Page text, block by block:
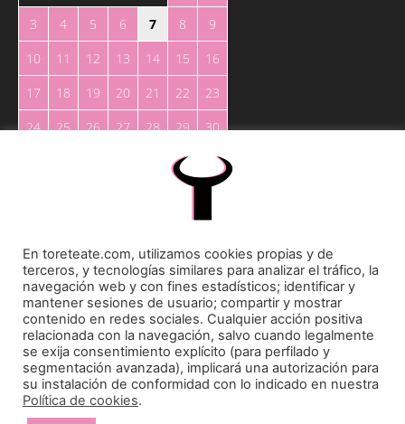
3
4 5 6 7 8
9
10
11 12 13 14 15
16
17
18 19 20 21 22
23
24
25 26 27 28 29
30
Toreteate Ⓒ 2023. Todos los derechos reservados
Diseñado porWelow Marketing
Prohibida la reproducción y utilización total o parcial, por cualquier medio, sin autorización
expresa por escrito.
En toreteate.com, utilizamos cookies propias y de
terceros, y tecnologías similares para analizar el tráfico, la
navegación web y con fines estadísticos; identificar y
mantener sesiones de usuario; compartir y mostrar
contenido en redes sociales. Cualquier acción positiva
relacionada con la navegación, salvo cuando legalmente
se exija consentimiento explícito (para perfilado y
segmentación avanzada), implicará una autorización para
su instalación de conformidad con lo indicado en nuestra
Política de cookies.